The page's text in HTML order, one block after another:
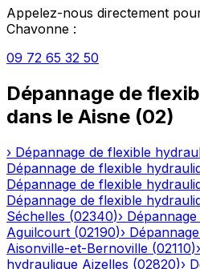
Appelez-nous directement
Chavonne :
09 72 65 32 50
Dépannage de
dans le Aisne (02)
› Dépannage de flexible
Dépannage de flexible
Dépannage de flexible
Dépannage de flexible
Séchelles (02340)›
Aguilcourt (02190)›
Aisonville-et-Bernoville (02110)›
hydraulique Aizelles (02820)›